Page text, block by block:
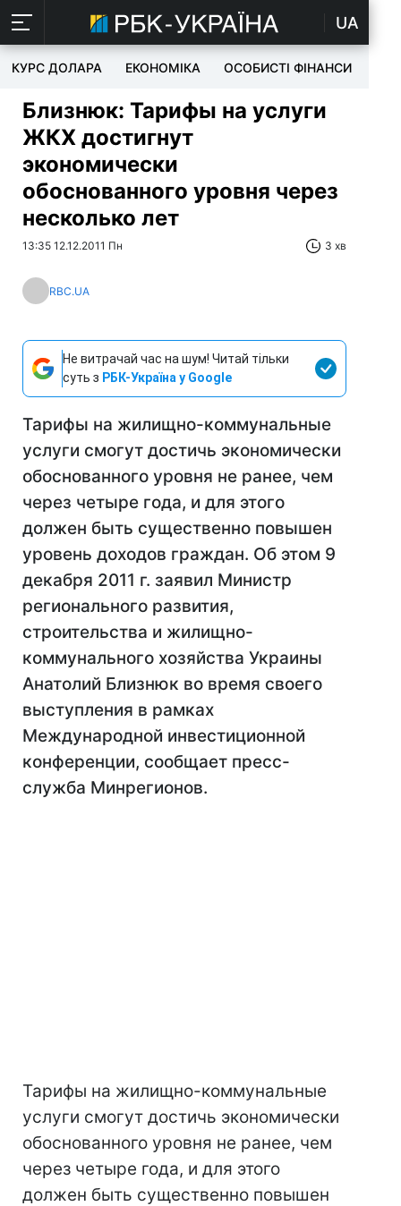
UA
КУРС ДОЛАРА ЕКОНОМІКА ОСОБИСТІ ФІНАНСИ
Близнюк: Тарифы на услуги
ЖКХ достигнут
экономически
обоснованного уровня через
несколько лет
13:35 12.12.2011 Пн 3 хв
RBC.UA
Не витрачай час на шум! Читай тільки
суть з РБК-Україна у Google
Тарифы на жилищно-коммунальные
услуги смогут достичь экономически
обоснованного уровня не ранее, чем
через четыре года, и для этого
должен быть существенно повышен
уровень доходов граждан. Об этом 9
декабря 2011 г. заявил Министр
регионального развития,
строительства и жилищно-
коммунального хозяйства Украины
Анатолий Близнюк во время своего
выступления в рамках
Международной инвестиционной
конференции, сообщает пресс-
служба Минрегионов.
Тарифы на жилищно-коммунальные
услуги смогут достичь экономически
обоснованного уровня не ранее, чем
через четыре года, и для этого
должен быть существенно повышен